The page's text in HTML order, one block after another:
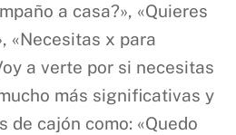
a casa?», «Quieres
«Necesitas x para
a verte por si necesitas
más significativas y
de cajón como: «Quedo